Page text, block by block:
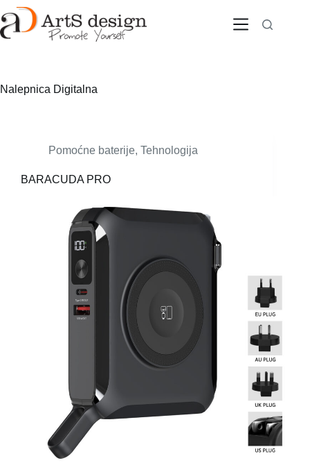
Skip
to
content
Nalepnica Digitalna
Pomoćne baterije, Tehnologija
BARACUDA PRO